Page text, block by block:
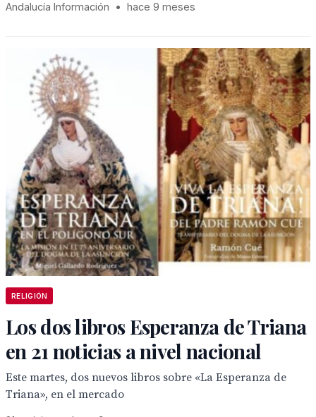
Andalucía Información • hace 9 meses
RELIGIÓN
Los dos libros Esperanza de Triana
en 21 noticias a nivel nacional
Este martes, dos nuevos libros sobre «La Esperanza de
Triana», en el mercado